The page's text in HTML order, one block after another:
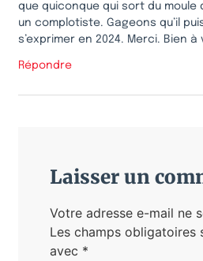
que quiconque qui sort du
un complotiste. Gageons qu’il
s’exprimer en 2024. Merci. Bien à
Répondre
Laisser un
Votre adresse e-mail ne
Les champs obligatoires
avec *